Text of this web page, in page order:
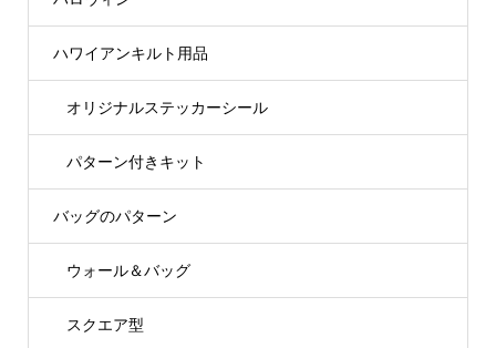
ハワイアンキルト用品
オリジナルステッカーシール
パターン付きキット
バッグのパターン
ウォール＆バッグ
スクエア型